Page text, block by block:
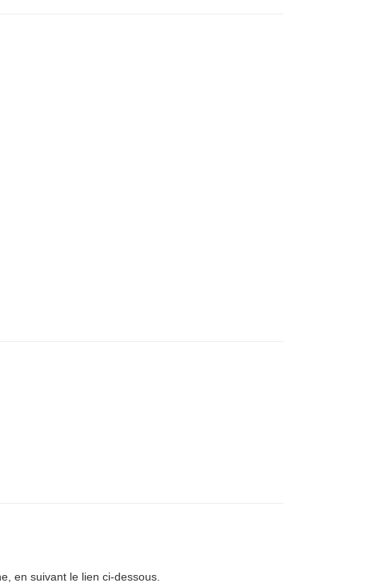
en suivant le lien ci-dessous.